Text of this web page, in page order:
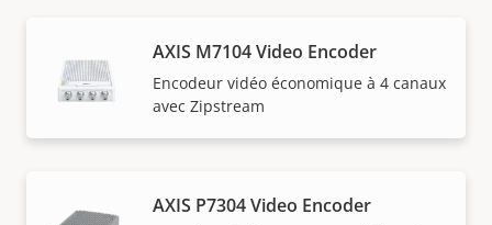
AXIS M7104 Video Encoder
Encodeur vidéo économique à 4 canaux
avec Zipstream
AXIS P7304 Video Encoder